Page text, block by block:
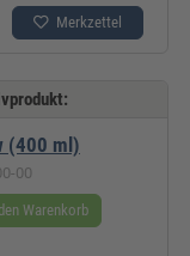
Merkzettel
(400 ml)
00
Warenkorb